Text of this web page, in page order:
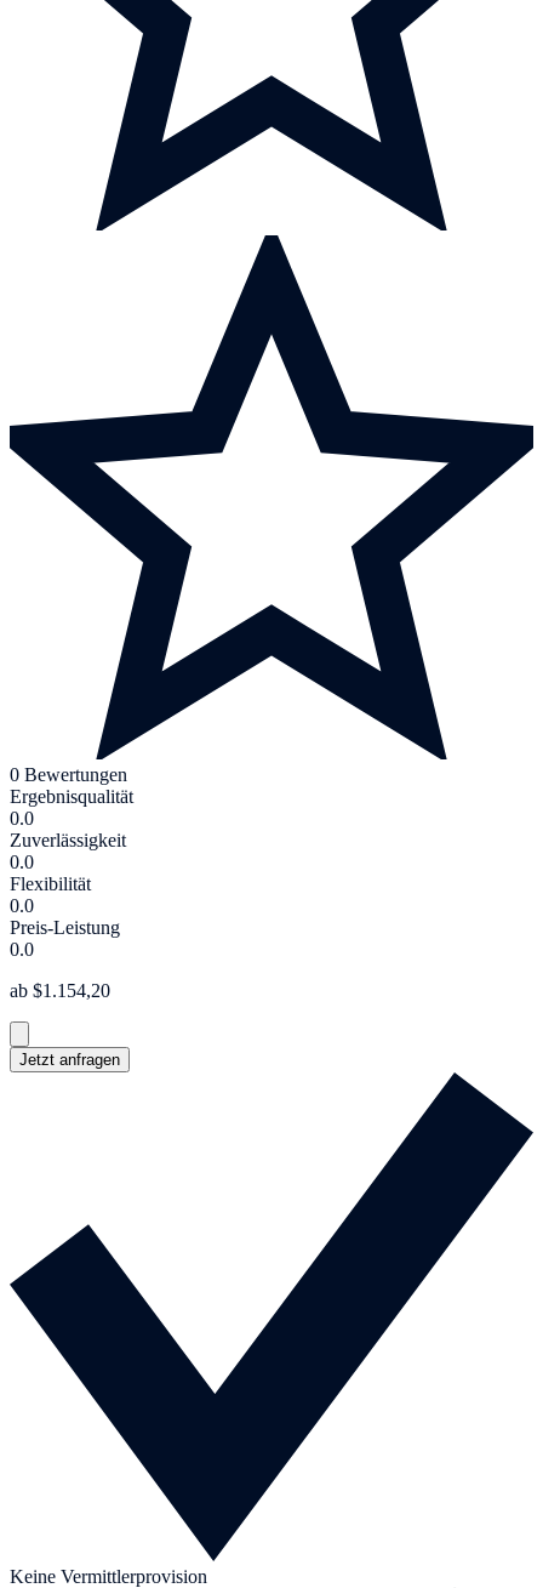
0 Bewertungen
Ergebnisqualität
0.0
Zuverlässigkeit
0.0
Flexibilität
0.0
Preis-Leistung
0.0
ab $1.154,20
Jetzt anfragen
Keine Vermittlerprovision